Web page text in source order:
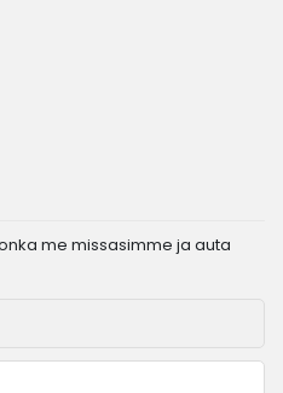
me missasimme ja auta